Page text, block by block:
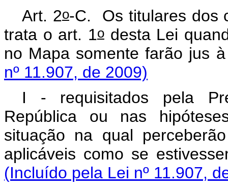
Art. 2o-C. Os titulares dos
trata o art. 1odesta Lei
no Mapa somente farão jus
nº 11.907, de 2009)
I - requisitados pela
República ou nas
situação na qual
aplicáveis como se
(Incluído pela Lei nº 11.907,